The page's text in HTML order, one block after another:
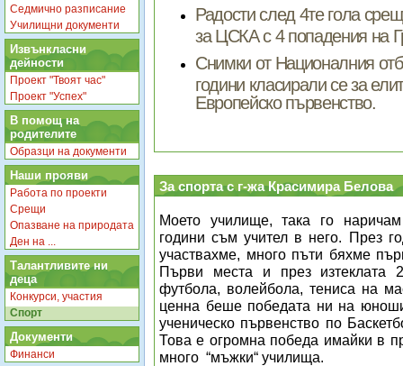
Седмично разписание
Училищни документи
Извънкласни
дейности
Проект "Твоят час"
Проект "Успех"
В помощ на
родителите
Образци на документи
Наши прояви
Работа по проекти
Срещи
Опазване на природата
Ден на ...
Талантливите ни
деца
Конкурси, участия
Спорт
Документи
Финанси
Радости след 4те гола
за ЦСКА с 4 попадения на
Снимки от Националния
години класирали се за
Европейско първенство.
За спорта с г-жа Красимира Белова
Моето училище, така го
години съм учител в него. През
участвахме, много пъти бяхме
Първи места и през изтеклата
футбола, волейбола, тениса на
ценна беше победата ни на
ученическо първенство по
Това е огромна победа имайки в
много “мъжки“ училища.